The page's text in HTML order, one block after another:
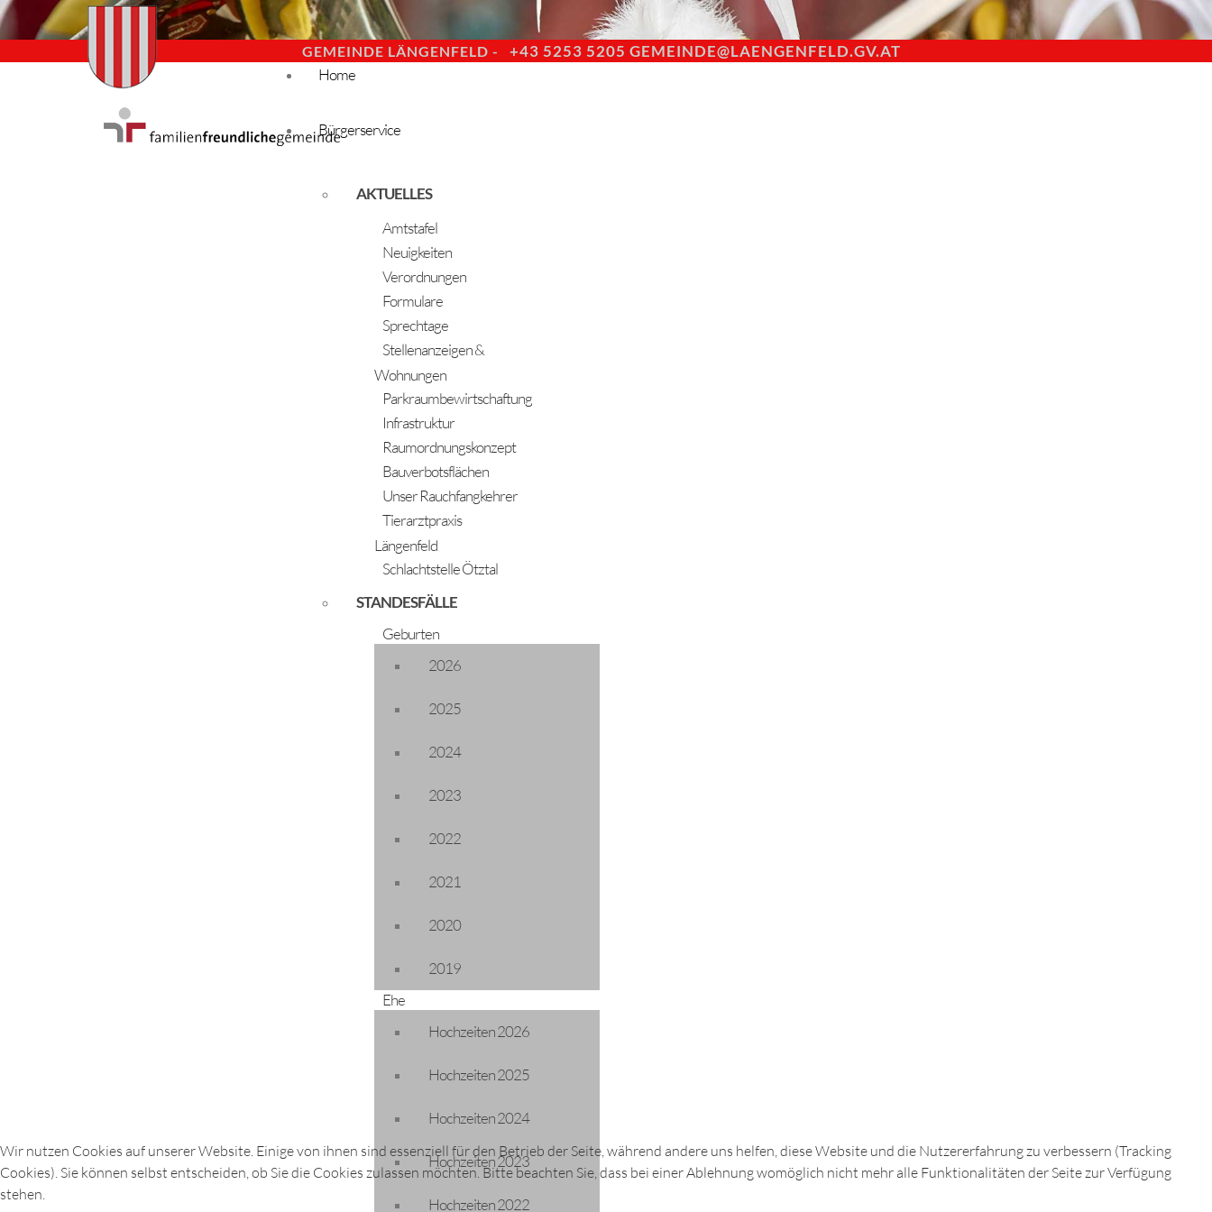
GEMEINDE LÄNGENFELD - +43 5253 5205 GEMEINDE@LAENGENFELD.GV.AT
Home
Bürgerservice
AKTUELLES
Amtstafel
Neuigkeiten
Verordnungen
Formulare
Sprechtage
Stellenanzeigen &
Wohnungen
Parkraumbewirtschaftung
Infrastruktur
Raumordnungskonzept
Bauverbotsflächen
Unser Rauchfangkehrer
Tierarztpraxis
Längenfeld
Schlachtstelle Ötztal
STANDESFÄLLE
Geburten
2026
2025
2024
2023
2022
2021
2020
2019
Ehe
Hochzeiten 2026
Hochzeiten 2025
Hochzeiten 2024
Hochzeiten 2023
Hochzeiten 2022
Es gibt keine Veranstaltungen in der gewählten Kategorie.
ADRESSE
Gemeinde Längenfeld
Telefon: +43 5253 5205
gemeinde@laengenfeld.gv.at
BARRIEREFREIHEITSERKLÄRUNG DATENSCHUTZ
Wir nutzen Cookies auf unserer Website. Einige von ihnen sind essenziell für den Betrieb der Seite, während andere uns helfen, diese Website und die Nutzererfahrung zu verbessern (Tracking
Cookies). Sie können selbst entscheiden, ob Sie die Cookies zulassen möchten. Bitte beachten Sie, dass bei einer Ablehnung womöglich nicht mehr alle Funktionalitäten der Seite zur Verfügung
stehen.